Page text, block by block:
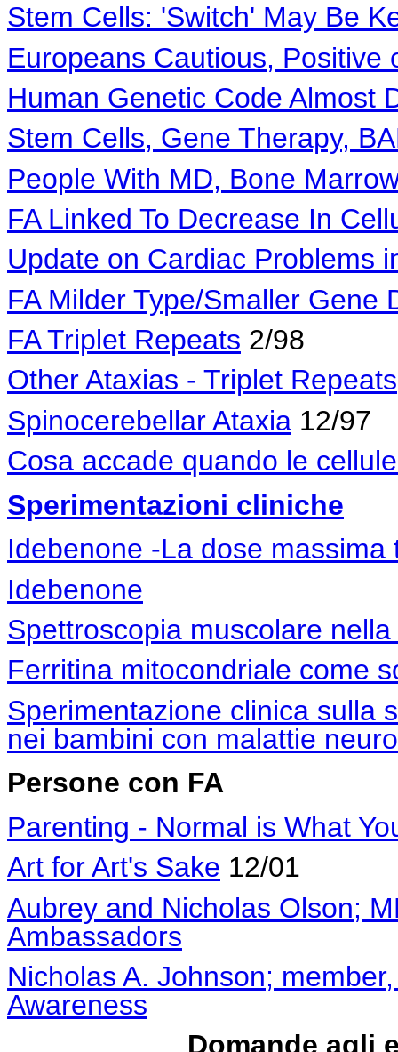
Stem Cells: 'Switch' May Be
Europeans Cautious, Positive
Human Genetic Code Almost
Stem Cells, Gene Therapy,
People With MD, Bone
FA Linked To Decrease In
Update on Cardiac Problems
FA Milder Type/Smaller Gene
FA Triplet Repeats 2/98
Other Ataxias - Triplet Repeats
Spinocerebellar Ataxia 12/97
Cosa accade quando le
Sperimentazioni cliniche
Idebenone -La dose
Idebenone
Spettroscopia muscolare nella
Ferritina mitocondriale come
Sperimentazione clinica sulla
nei bambini con malattie
Persone con FA
Parenting - Normal is What
Art for Art's Sake 12/01
Aubrey and Nicholas Olson;
Ambassadors
Nicholas A. Johnson;
Awareness
Domande agli